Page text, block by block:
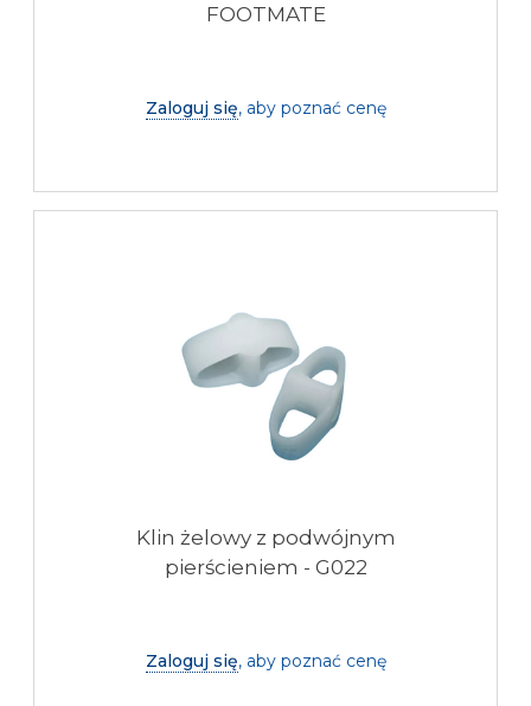
FOOTMATE
Zaloguj się, aby poznać cenę
Klin żelowy z podwójnym
pierścieniem - G022
Zaloguj się, aby poznać cenę